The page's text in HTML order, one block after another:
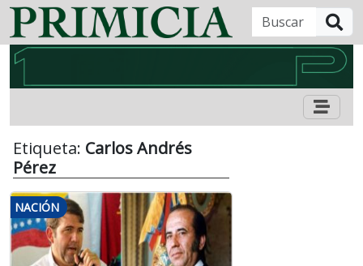
Etiqueta: Carlos Andrés
Pérez
NACIÓN